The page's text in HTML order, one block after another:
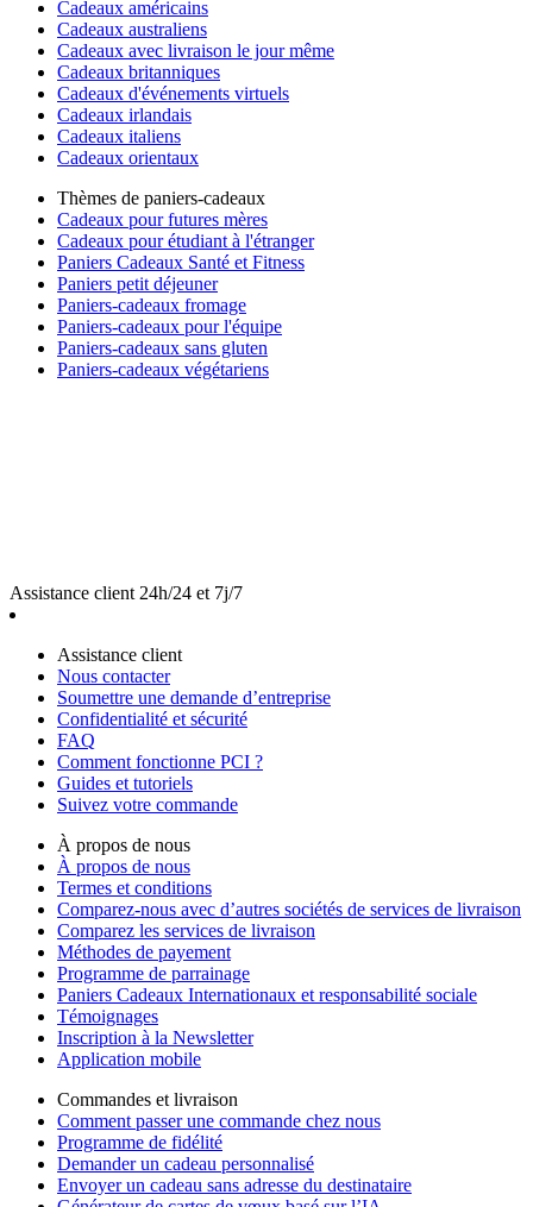
Cadeaux américains
Cadeaux australiens
Cadeaux avec livraison le jour même
Cadeaux britanniques
Cadeaux d'événements virtuels
Cadeaux irlandais
Cadeaux italiens
Cadeaux orientaux
Thèmes de paniers-cadeaux
Cadeaux pour futures mères
Cadeaux pour étudiant à l'étranger
Paniers Cadeaux Santé et Fitness
Paniers petit déjeuner
Paniers-cadeaux fromage
Paniers-cadeaux pour l'équipe
Paniers-cadeaux sans gluten
Paniers-cadeaux végétariens
Assistance client 24h/24 et 7j/7
Assistance client
Nous contacter
Soumettre une demande d’entreprise
Confidentialité et sécurité
FAQ
Comment fonctionne PCI ?
Guides et tutoriels
Suivez votre commande
À propos de nous
À propos de nous
Termes et conditions
Comparez-nous avec d’autres sociétés de services de livraison
Comparez les services de livraison
Méthodes de payement
Programme de parrainage
Paniers Cadeaux Internationaux et responsabilité sociale
Témoignages
Inscription à la Newsletter
Application mobile
Commandes et livraison
Comment passer une commande chez nous
Programme de fidélité
Demander un cadeau personnalisé
Envoyer un cadeau sans adresse du destinataire